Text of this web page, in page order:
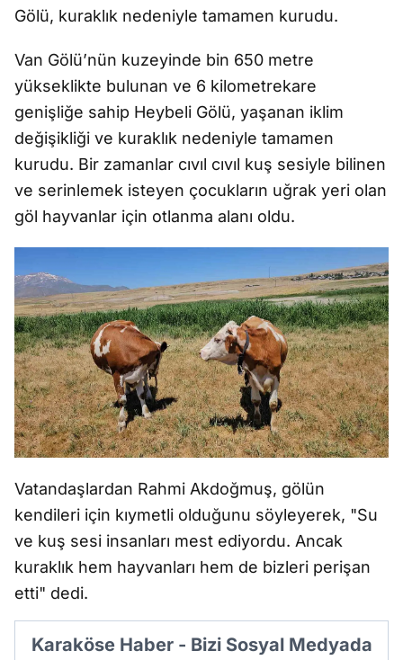
Gölü, kuraklık nedeniyle tamamen kurudu.
Van Gölü’nün kuzeyinde bin 650 metre
yükseklikte bulunan ve 6 kilometrekare
genişliğe sahip Heybeli Gölü, yaşanan iklim
değişikliği ve kuraklık nedeniyle tamamen
kurudu. Bir zamanlar cıvıl cıvıl kuş sesiyle bilinen
ve serinlemek isteyen çocukların uğrak yeri olan
göl hayvanlar için otlanma alanı oldu.
Vatandaşlardan Rahmi Akdoğmuş, gölün
kendileri için kıymetli olduğunu söyleyerek, "Su
ve kuş sesi insanları mest ediyordu. Ancak
kuraklık hem hayvanları hem de bizleri perişan
etti" dedi.
Karaköse Haber - Bizi Sosyal Medyada